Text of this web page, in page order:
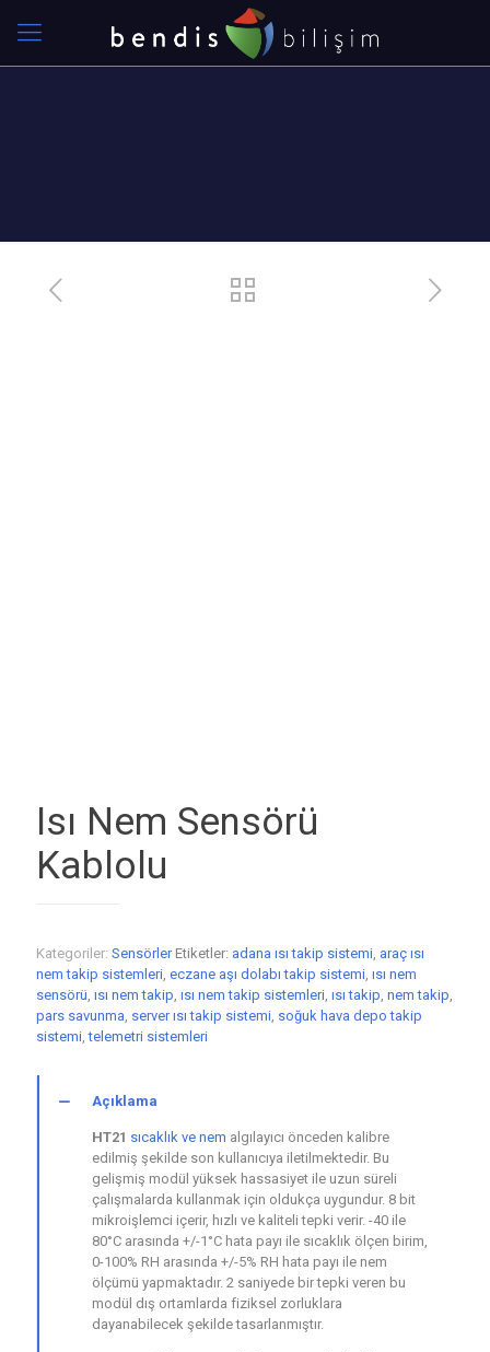
Isı Nem Sensörü
Kablolu
Kategoriler: Sensörler Etiketler: adana ısı takip sistemi, araç ısı
nem takip sistemleri, eczane aşı dolabı takip sistemi, ısı nem
sensörü, ısı nem takip, ısı nem takip sistemleri, ısı takip, nem takip,
pars savunma, server ısı takip sistemi, soğuk hava depo takip
sistemi,telemetri sistemleri
Açıklama
HT21 sıcaklık ve nem algılayıcı önceden kalibre
edilmiş şekilde son kullanıcıya iletilmektedir. Bu
gelişmiş modül yüksek hassasiyet ile uzun süreli
çalışmalarda kullanmak için oldukça uygundur. 8 bit
mikroişlemci içerir, hızlı ve kaliteli tepki verir. -40 ile
80°C arasında +/-1°C hata payı ile sıcaklık ölçen birim,
0-100% RH arasında +/-5% RH hata payı ile nem
ölçümü yapmaktadır. 2 saniyede bir tepki veren bu
modül dış ortamlarda fiziksel zorluklara
dayanabilecek şekilde tasarlanmıştır.